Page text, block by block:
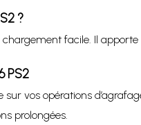
?
facile. Il
PS2
vos opérations
prolongées.